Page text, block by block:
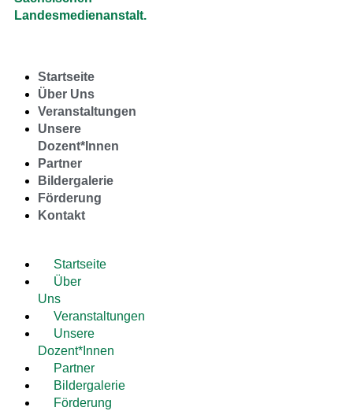
Startseite
Über Uns
Veranstaltungen
Unsere
Dozent*Innen
Partner
Bildergalerie
Förderung
Kontakt
Startseite
Über
Uns
Veranstaltungen
Unsere
Dozent*Innen
Partner
Bildergalerie
Förderung